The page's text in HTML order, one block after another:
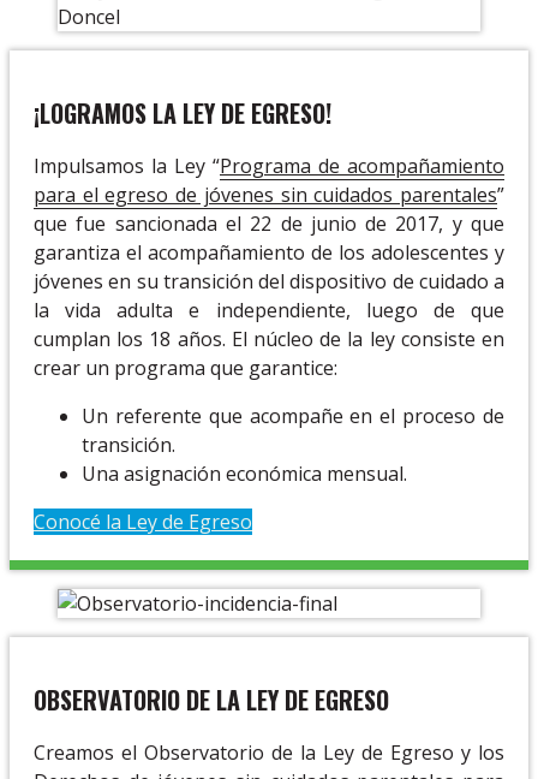
¡LOGRAMOS LA LEY DE EGRESO!
Impulsamos la Ley “Programa de acompañamiento
para el egreso de jóvenes sin cuidados parentales”
que fue sancionada el 22 de junio de 2017, y que
garantiza el acompañamiento de los adolescentes y
jóvenes en su transición del dispositivo de cuidado a
la vida adulta e independiente, luego de que
cumplan los 18 años. El núcleo de la ley consiste en
crear un programa que garantice:
Un referente que acompañe en el proceso de
transición.
Una asignación económica mensual.
Conocé la Ley de Egreso
OBSERVATORIO DE LA LEY DE EGRESO
Creamos el Observatorio de la Ley de Egreso y los